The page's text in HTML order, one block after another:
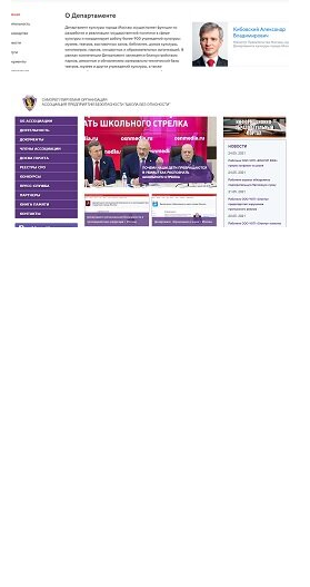
Департамент культуры города
Москвы